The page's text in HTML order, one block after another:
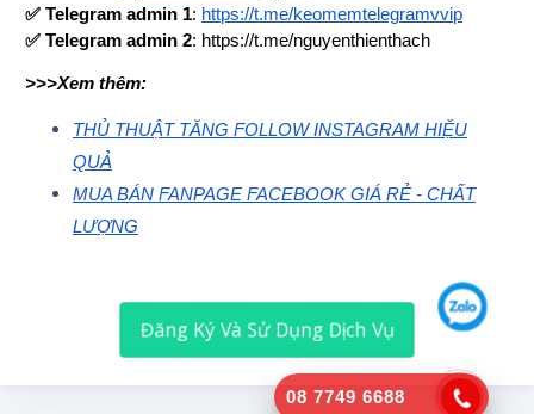
✅ Telegram admin 1: https://t.me/keomemtelegramvvip
✅ Telegram admin 2: https://t.me/nguyenthienthach
>>>Xem thêm:
THỦ THUẬT TĂNG FOLLOW INSTAGRAM HIỆU
QUẢ
MUA BÁN FANPAGE FACEBOOK GIÁ RẺ - CHẤT
LƯỢNG
Đăng Ký Và Sử Dụng Dịch Vụ
08 7749 6688